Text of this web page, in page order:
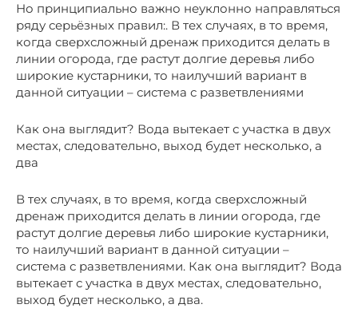
Но принципиально важно неуклонно направляться
ряду серьёзных правил:. В тех случаях, в то время,
когда сверхсложный дренаж приходится делать в
линии огорода, где растут долгие деревья либо
широкие кустарники, то наилучший вариант в
данной ситуации – система с разветвлениями
Как она выглядит? Вода вытекает с участка в двух
местах, следовательно, выход будет несколько, а
два
В тех случаях, в то время, когда сверхсложный
дренаж приходится делать в линии огорода, где
растут долгие деревья либо широкие кустарники,
то наилучший вариант в данной ситуации –
система с разветвлениями. Как она выглядит? Вода
вытекает с участка в двух местах, следовательно,
выход будет несколько, а два.